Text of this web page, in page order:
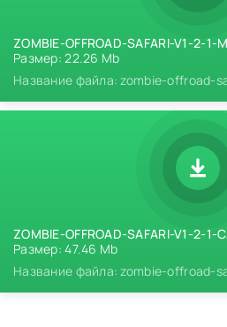
ZOMBIE-OFFROAD-SAFARI-V1-2-1-
Размер: 22.26 Mb
ZOMBIE-OFFROAD-SAFARI-V1-2-1-
Размер: 47.46 Mb